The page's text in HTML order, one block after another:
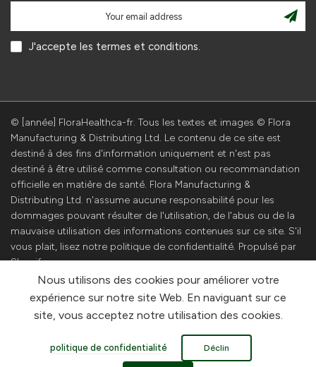
J'accepte les termes et conditions.
© [année] FloraHealthca-fr. Tous les textes et images © Flora
Manufacturing & Distributing Ltd. Le contenu de ce site est
destiné à des fins d'information uniquement et n'est pas
destiné à être utilisé comme consultation ou recommandation
officielle en matière de santé. Flora Manufacturing &
Distributing Ltd. n'assume aucune responsabilité pour les
dommages pouvant résulter de l'utilisation, de l'abus ou de la
mauvaise utilisation des informations contenues sur ce site. S'il
vous plait, lisez notre politique de confidentialité. Propulsé par
Shopify
Nous utilisons des cookies pour améliorer votre
expérience sur notre site Web. En naviguant sur ce
site, vous acceptez notre utilisation des cookies.
politique de confidentialité Déclin